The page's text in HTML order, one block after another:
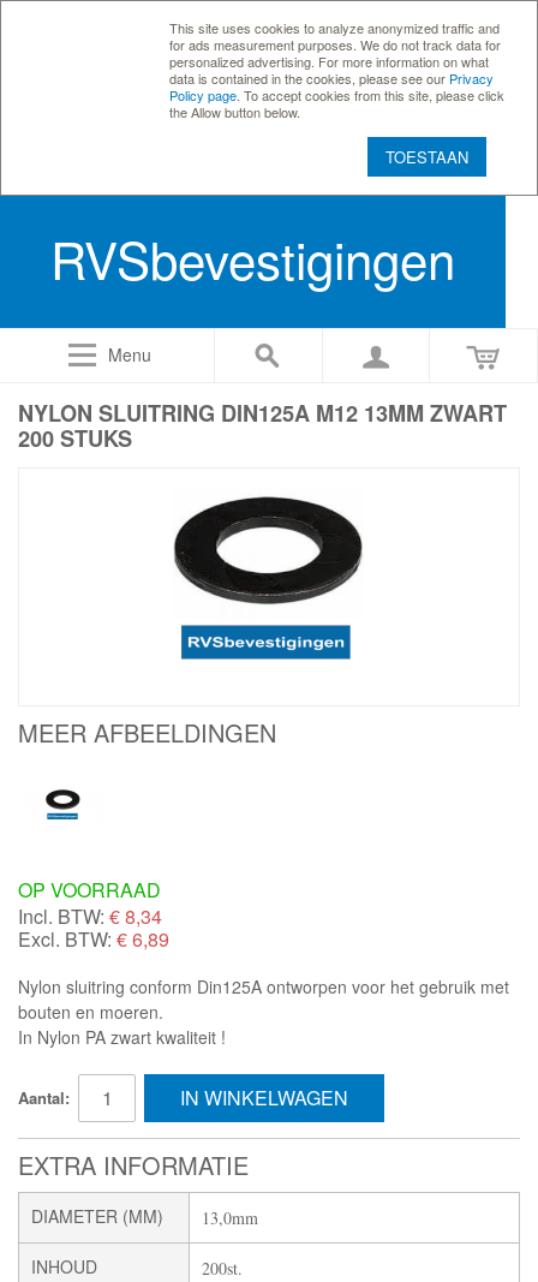
This site uses cookies to analyze anonymized traffic and
for ads measurement purposes. We do not track data for
personalized advertising. For more information on what
data is contained in the cookies, please see our Privacy
Policy page . To accept cookies from this site, please click
the Allow button below.
TOESTAAN
RVSbevestigingen
Menu
NYLON SLUITRING DIN125A M12 13MM ZWART
200 STUKS
MEER AFBEELDINGEN
OP VOORRAAD
Incl. BTW: €8,34
Excl. BTW: € 6,89
Nylon sluitring conform Din125A ontworpen voor het gebruik met
bouten en moeren.
In Nylon PA zwart kwaliteit !
Aantal: IN WINKELWAGEN
EXTRA INFORMATIE
DIAMETER (MM) 13,0mm
INHOUD 200st.